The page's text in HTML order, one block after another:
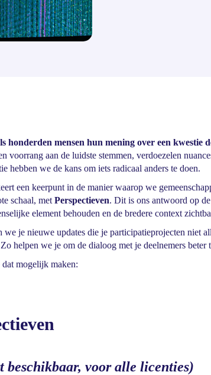
honderden mensen hun mening over een kwestie
voorrang aan de luidste stemmen, verdoezelen
hebben we de kans om iets radicaal anders te doen.
een keerpunt in de manier waarop we
schaal, met Perspectieven. Dit is ons antwoord op
element behouden en de bredere context
we je nieuwe updates die je participatieprojecten niet
helpen we je om de dialoog met je deelnemers beter
mogelijk maken:
beschikbaar, voor alle licenties)